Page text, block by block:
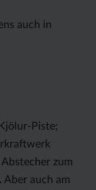
auch in
Piste;
zum
Aber auch am